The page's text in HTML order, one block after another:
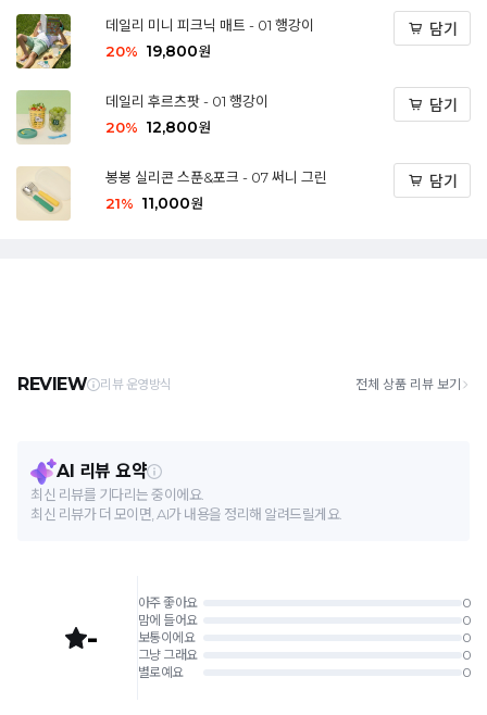
데일리 미니 피크닉 매트 - 01 행강이
20% 19,800원
담기
데일리 후르츠팟 - 01 행강이
20% 12,800원
담기
봉봉 실리콘 스푼&포크 - 07 써니 그린
21% 11,000원
담기